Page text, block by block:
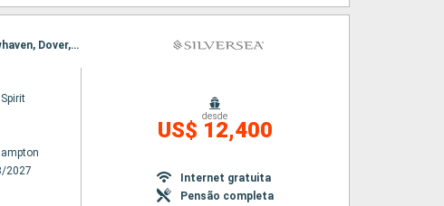
Itinerário : Southampton, Falmouth, Fishguard, Belfast, Liverpool, Invergordon, Newhaven, Dover, Honfleur
2027
desde
US$ 12,400
Internet gratuita
Pensão completa